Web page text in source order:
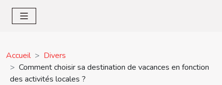
Accueil
Divers
Comment choisir sa destination de vacances en fonction
des activités locales ?